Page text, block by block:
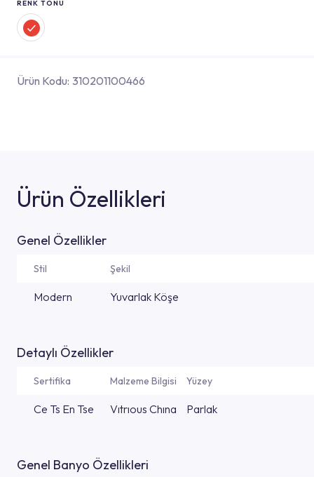
RENK TONU
Ürün Kodu: 310201100466
Ürün Özellikleri
Genel Özellikler
Stil Şekil
Modern Yuvarlak Köşe
Detaylı Özellikler
Sertifika Malzeme Bilgisi Yüzey
Ce Ts En Tse Vıtrıous Chına Parlak
Genel Banyo Özellikleri